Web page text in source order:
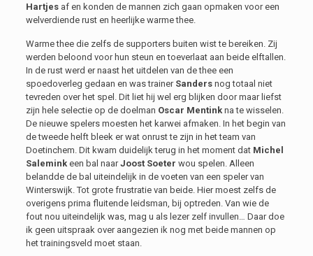
Hartjes af en konden de mannen zich gaan opmaken voor een
welverdiende rust en heerlijke warme thee.
Warme thee die zelfs de supporters buiten wist te bereiken. Zij
werden beloond voor hun steun en toeverlaat aan beide elftallen.
In de rust werd er naast het uitdelen van de thee een
spoedoverleg gedaan en was trainer Sanders nog totaal niet
tevreden over het spel. Dit liet hij wel erg blijken door maar liefst
zijn hele selectie op de doelman Oscar Mentink na te wisselen.
De nieuwe spelers moesten het karwei afmaken. In het begin van
de tweede helft bleek er wat onrust te zijn in het team van
Doetinchem. Dit kwam duidelijk terug in het moment dat Michel
Salemink een bal naarJoost Soeter wou spelen. Alleen
belandde de bal uiteindelijk in de voeten van een speler van
Winterswijk. Tot grote frustratie van beide. Hier moest zelfs de
overigens prima fluitende leidsman, bij optreden. Van wie de
fout nou uiteindelijk was, mag u als lezer zelf invullen… Daar doe
ik geen uitspraak over aangezien ik nog met beide mannen op
het trainingsveld moet staan.